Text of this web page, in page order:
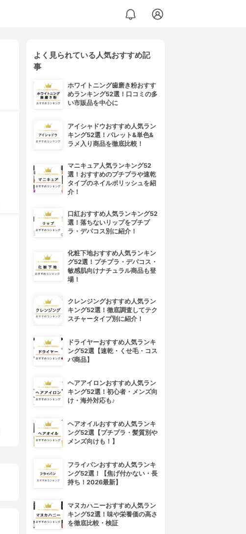
よく見られている人気おすすめ記
事
ホワイトニング歯磨き粉おすす
めランキング52選！口コミの多
い市販品を中心に
アイシャドウおすすめ人気ラン
キング52選！パレット&単色&
ラメ入り商品を徹底比較！
マニキュア人気ランキング52
選！おすすめのプチプラや速乾
タイプのネイルポリッシュを紹
介！
口紅おすすめ人気ランキング52
選！落ちないリップをプチプ
ラ・デパコス別に紹介！
化粧下地おすすめ人気ランキン
グ52選！プチプラ・デパコス・
敏感肌向けナチュラル商品も登
場！
クレンジングおすすめ人気ラン
キング52選！徹底調査してテク
スチャータイプ別に紹介！
ドライヤーおすすめ人気ランキ
ング52選【速乾・くせ毛・コス
パ商品】
ヘアアイロンおすすめ人気ラン
キング52選！初心者・メンズ向
け・海外対応も♪
ヘアオイルおすすめ人気ランキ
ング52選【プチプラ・髪質別や
メンズ向けも！】
フライパンおすすめ人気ランキ
ング52選！【焦げ付かない・長
持ち！2026最新】
マヌカハニーおすすめ人気ラン
キング52選！味や栄養価の高さ
を徹底比較・検証